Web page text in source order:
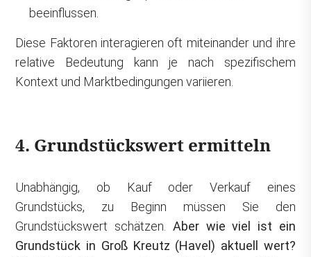
beeinflussen.
Diese Faktoren interagieren oft miteinander und ihre
relative Bedeutung kann je nach spezifischem
Kontext und Marktbedingungen variieren.
4. Grundstückswert ermitteln
Unabhängig, ob Kauf oder Verkauf eines
Grundstücks, zu Beginn müssen Sie den
Grundstückswert schätzen. Aber wie viel ist ein
Grundstück in Groß Kreutz (Havel) aktuell wert?